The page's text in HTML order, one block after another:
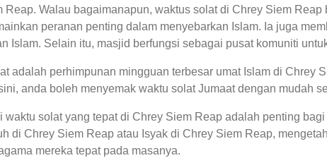
Reap. Walau bagaimanapun, waktus solat di Chrey Siem
peranan penting dalam menyebarkan Islam. Ia juga
Islam. Selain itu, masjid berfungsi sebagai pusat komuniti
adalah perhimpunan mingguan terbesar umat Islam di Chrey
anda boleh menyemak waktu solat Jumaat dengan mudah
waktu solat yang tepat di Chrey Siem Reap adalah penting
di Chrey Siem Reap atau Isyak di Chrey Siem Reap,
mereka tepat pada masanya.